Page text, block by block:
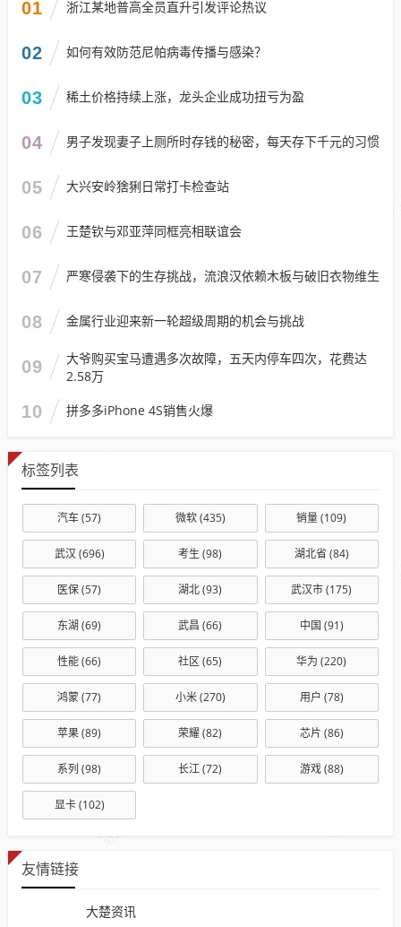
01 浙江某地普高全员直升引发评论热议
02 如何有效防范尼帕病毒传播与感染？
03 稀土价格持续上涨，龙头企业成功扭亏为盈
04 男子发现妻子上厕所时存钱的秘密，每天存下千元的习惯
05 大兴安岭猞猁日常打卡检查站
06 王楚钦与邓亚萍同框亮相联谊会
07 严寒侵袭下的生存挑战，流浪汉依赖木板与破旧衣物维生
08 金属行业迎来新一轮超级周期的机会与挑战
09
大爷购买宝马遭遇多次故障，五天内停车四次，花费达
2.58万
10 拼多多iPhone 4S销售火爆
标签列表
汽车(57) 微软(435) 销量(109)
武汉 (696) 考生 (98) 湖北省 (84)
医保(57) 湖北(93) 武汉市(175)
东湖 (69) 武昌 (66) 中国 (91)
性能(66) 社区 (65) 华为 (220)
鸿蒙(77) 小米(270) 用户 (78)
苹果(89) 荣耀(82) 芯片 (86)
系列 (98) 长江(72) 游戏(88)
显卡(102)
友情链接
大楚资讯